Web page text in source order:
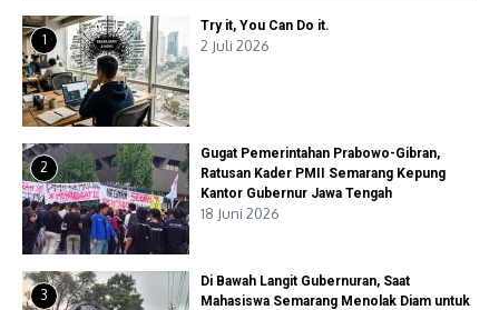
1
Try it, You Can Do it.
2 Juli 2026
2
Gugat Pemerintahan Prabowo-Gibran,
Ratusan Kader PMII Semarang Kepung
Kantor Gubernur Jawa Tengah
18 Juni 2026
3
Di Bawah Langit Gubernuran, Saat
Mahasiswa Semarang Menolak Diam untuk